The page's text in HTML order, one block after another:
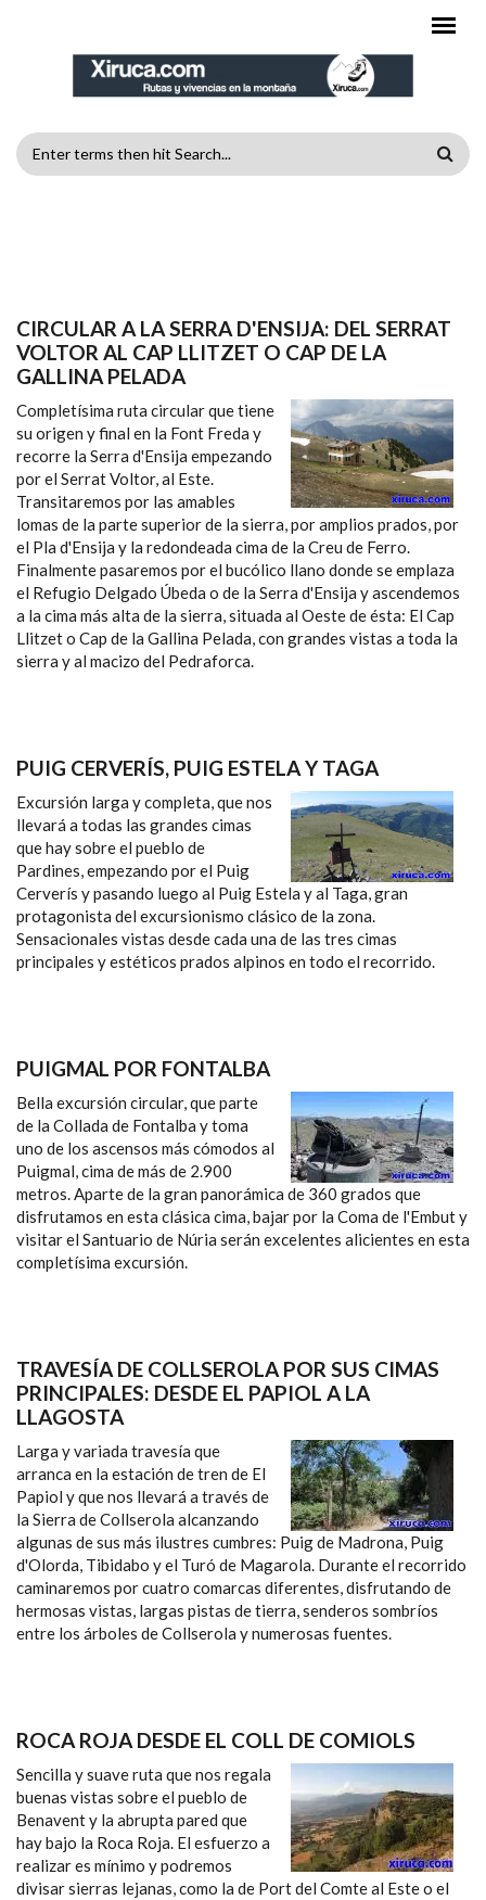
FORMULARIO
CIRCULAR A LA SERRA D'ENSIJA: DEL SERRAT
VOLTOR AL CAP LLITZET O CAP DE LA
GALLINA PELADA
Completísima ruta circular que tiene
su origen y final en la Font Freda y
recorre la Serra d'Ensija empezando
por el Serrat Voltor, al Este.
Transitaremos por las amables
lomas de la parte superior de la sierra, por amplios prados, por
el Pla d'Ensija y la redondeada cima de la Creu de Ferro.
Finalmente pasaremos por el bucólico llano donde se emplaza
el Refugio Delgado Úbeda o de la Serra d'Ensija y ascendemos
a la cima más alta de la sierra, situada al Oeste de ésta: El Cap
Llitzet o Cap de la Gallina Pelada, con grandes vistas a toda la
sierra y al macizo del Pedraforca.
PUIG CERVERÍS, PUIG ESTELA Y TAGA
Excursión larga y completa, que nos
llevará a todas las grandes cimas
que hay sobre el pueblo de
Pardines, empezando por el Puig
Cerverís y pasando luego al Puig Estela y al Taga, gran
protagonista del excursionismo clásico de la zona.
Sensacionales vistas desde cada una de las tres cimas
principales y estéticos prados alpinos en todo el recorrido.
PUIGMAL POR FONTALBA
Bella excursión circular, que parte
de la Collada de Fontalba y toma
uno de los ascensos más cómodos al
Puigmal, cima de más de 2.900
metros. Aparte de la gran panorámica de 360 grados que
disfrutamos en esta clásica cima, bajar por la Coma de l'Embut y
visitar el Santuario de Núria serán excelentes alicientes en esta
completísima excursión.
TRAVESÍA DE COLLSEROLA POR SUS CIMAS
PRINCIPALES: DESDE EL PAPIOL A LA
LLAGOSTA
Larga y variada travesía que
arranca en la estación de tren de El
Papiol y que nos llevará a través de
la Sierra de Collserola alcanzando
algunas de sus más ilustres cumbres: Puig de Madrona, Puig
d'Olorda, Tibidabo y el Turó de Magarola. Durante el recorrido
caminaremos por cuatro comarcas diferentes, disfrutando de
hermosas vistas, largas pistas de tierra, senderos sombríos
entre los árboles de Collserola y numerosas fuentes.
ROCA ROJA DESDE EL COLL DE COMIOLS
Sencilla y suave ruta que nos regala
buenas vistas sobre el pueblo de
Benavent y la abrupta pared que
hay bajo la Roca Roja. El esfuerzo a
realizar es mínimo y podremos
divisar sierras lejanas, como la de Port del Comte al Este o el